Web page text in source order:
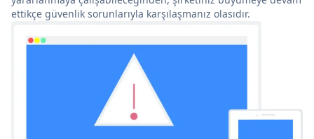
ettikçe güvenlik sorunlarıyla karşılaşmanız olasıdır.